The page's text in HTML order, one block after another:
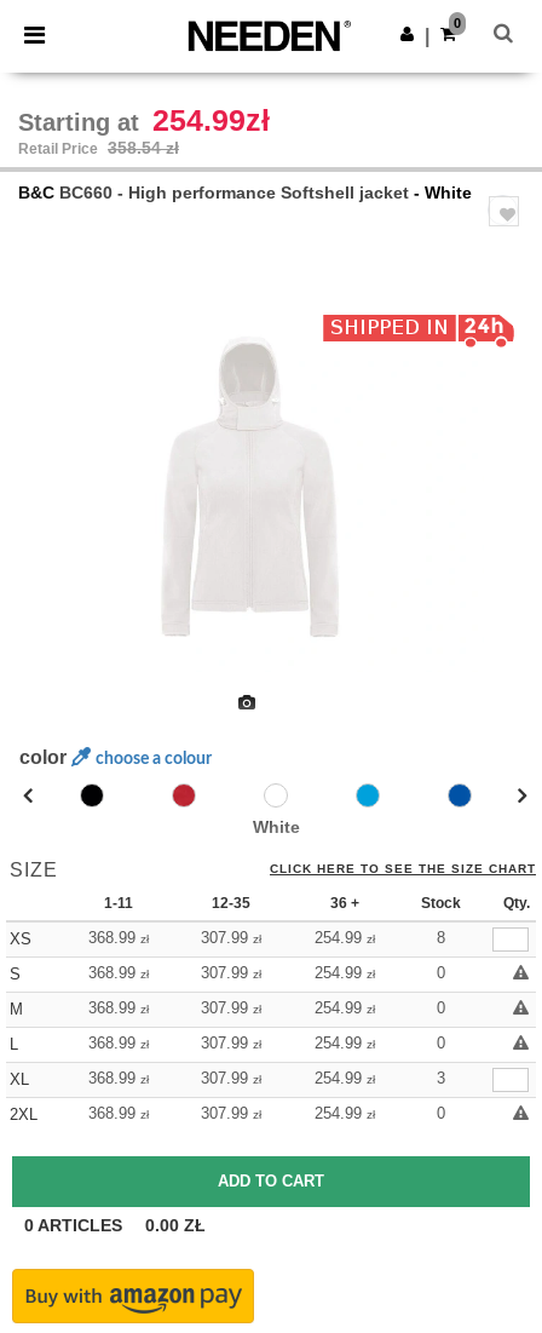
× Needen App
Better prices on app!
Get the app
0
Starting at 254.99zł
Retail Price 358.54 zł
B&C BC660 - High performance Softshell jacket - White
color choose a colour
White
SIZE CLICK HERE TO SEE THE SIZE CHART
1-11 12-35 36 + Stock Qty.
XS 368.99 zł 307.99 zł 254.99 zł
8
S
368.99 zł 307.99 zł 254.99 zł
0
M
368.99 zł 307.99 zł 254.99 zł
0
L
368.99 zł 307.99 zł 254.99 zł
0
XL
368.99 zł 307.99 zł 254.99 zł
3
2XL
368.99 zł 307.99 zł 254.99 zł 0
0ARTICLES 0.00 ZŁ